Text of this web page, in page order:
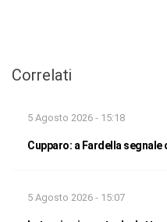
Correlati
5 Agosto 2026 - 15:18
Cupparo: a Fardella
5 Agosto 2026 - 15:07